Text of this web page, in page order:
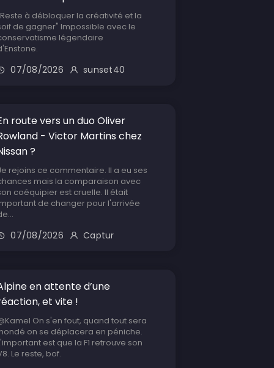
à débloquer la créativité et la
de gagner" Impossible avec le
légendaire
07/08/2026 sunset40
route vers un duo Oliver
- Victor Martins chez
?
rejoins ce commentaire. Il a eu ses
mais la comparaison avec
coéquipier est cruelle. Il était
de changer pour l'arrivée
07/08/2026 Captur
en attente d’une
et vite !
On s'en fout, quand tout sera
on se déplacera en péniche.
est que la F1 retrouve son
Le reste, bof.